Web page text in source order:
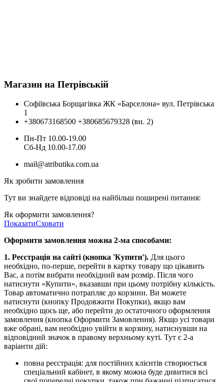
Магазин на Петрівській
Софіївська Борщагівка ЖК «Барселона» вул. Петрівська
1
+380673168500 +380685679328 (вн. 2)
Пн-Пт 10.00-19.00
Cб-Нд 10.00-17.00
mail@atributika.com.ua
Як зробити замовлення
Тут ви знайдете відповіді на найбільш поширені питання:
Як оформити замовлення?
ПоказатиСховати
Оформити замовлення можна 2-ма способами:
1. Реєстрація на сайті (кнопка 'Купити'). Для цього
необхідно, по-перше, перейти в картку товару що цікавить
Вас, а потім вибрати необхідний вам розмір. Після чого
натиснути «Купити», вказавши при цьому потрібну кількість.
Товар автоматично потрапляє до корзини. Ви можете
натиснути (кнопку Продовжити Покупки), якщо вам
необхідно щось ще, або перейти до остаточного оформлення
замовлення (кнопка Оформити Замовлення). Якщо усі товари
вже обрані, вам необхідно увійти в корзину, натиснувши на
відповідний значок в правому верхньому куті. Тут є 2-а
варіанти дій:
повна реєстрація: для постійних клієнтів створюється
спеціальний кабінет, в якому можна буде дивитися всі